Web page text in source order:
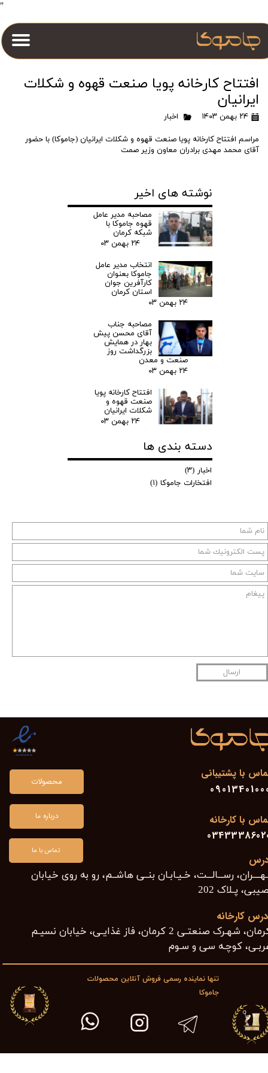
"
افتتاح کارخانه پویا صنعت قهوه و شکلات
ایرانیان
۲۴ بهمن ۱۴۰۳ اخبار
مراسم افتتاح کارخانه پویا صنعت قهوه و شکلات ایرانیان (جاموکا) با حضور
آقای محمد مهدی برادران معاون وزیر صمت
ارسال
نوشته های اخیر
مصاحبه مدیر عامل
قهوه جاموکا با
شبکه کرمان
۲۴ بهمن ۰۳
انتخاب مدیر عامل
جاموکا بعنوان
کارآفرین جوان
استان کرمان
۲۴ بهمن ۰۳
مصاحبه جناب
آقای محسن پیش
بهار در همایش
بزرگداشت روز
صنعت و معدن
۲۴ بهمن ۰۳
افتتاح کارخانه پویا
صنعت قهوه و
شکلات ایرانیان
۲۴ بهمن ۰۳
دسته بندی ها
اخبار (۳)
افتخارات جاموکا (۱)
با پشتیبانی
با کارخانه
رســـالـــت، خـیـابـان بنــی هاشــم، رو به روی خیابان
پـلاک 202​​​​​​​
تنها نماینده رسمی فروش آنلاین محصولات
جاموکا
محصولات
درباره ما
تماس با ما
کارخانه
کرمان، شهـرک صنعتـی 2 کرمان، فاز غذایـی، خیابان نسیـم
کوچـه سی و سـوم